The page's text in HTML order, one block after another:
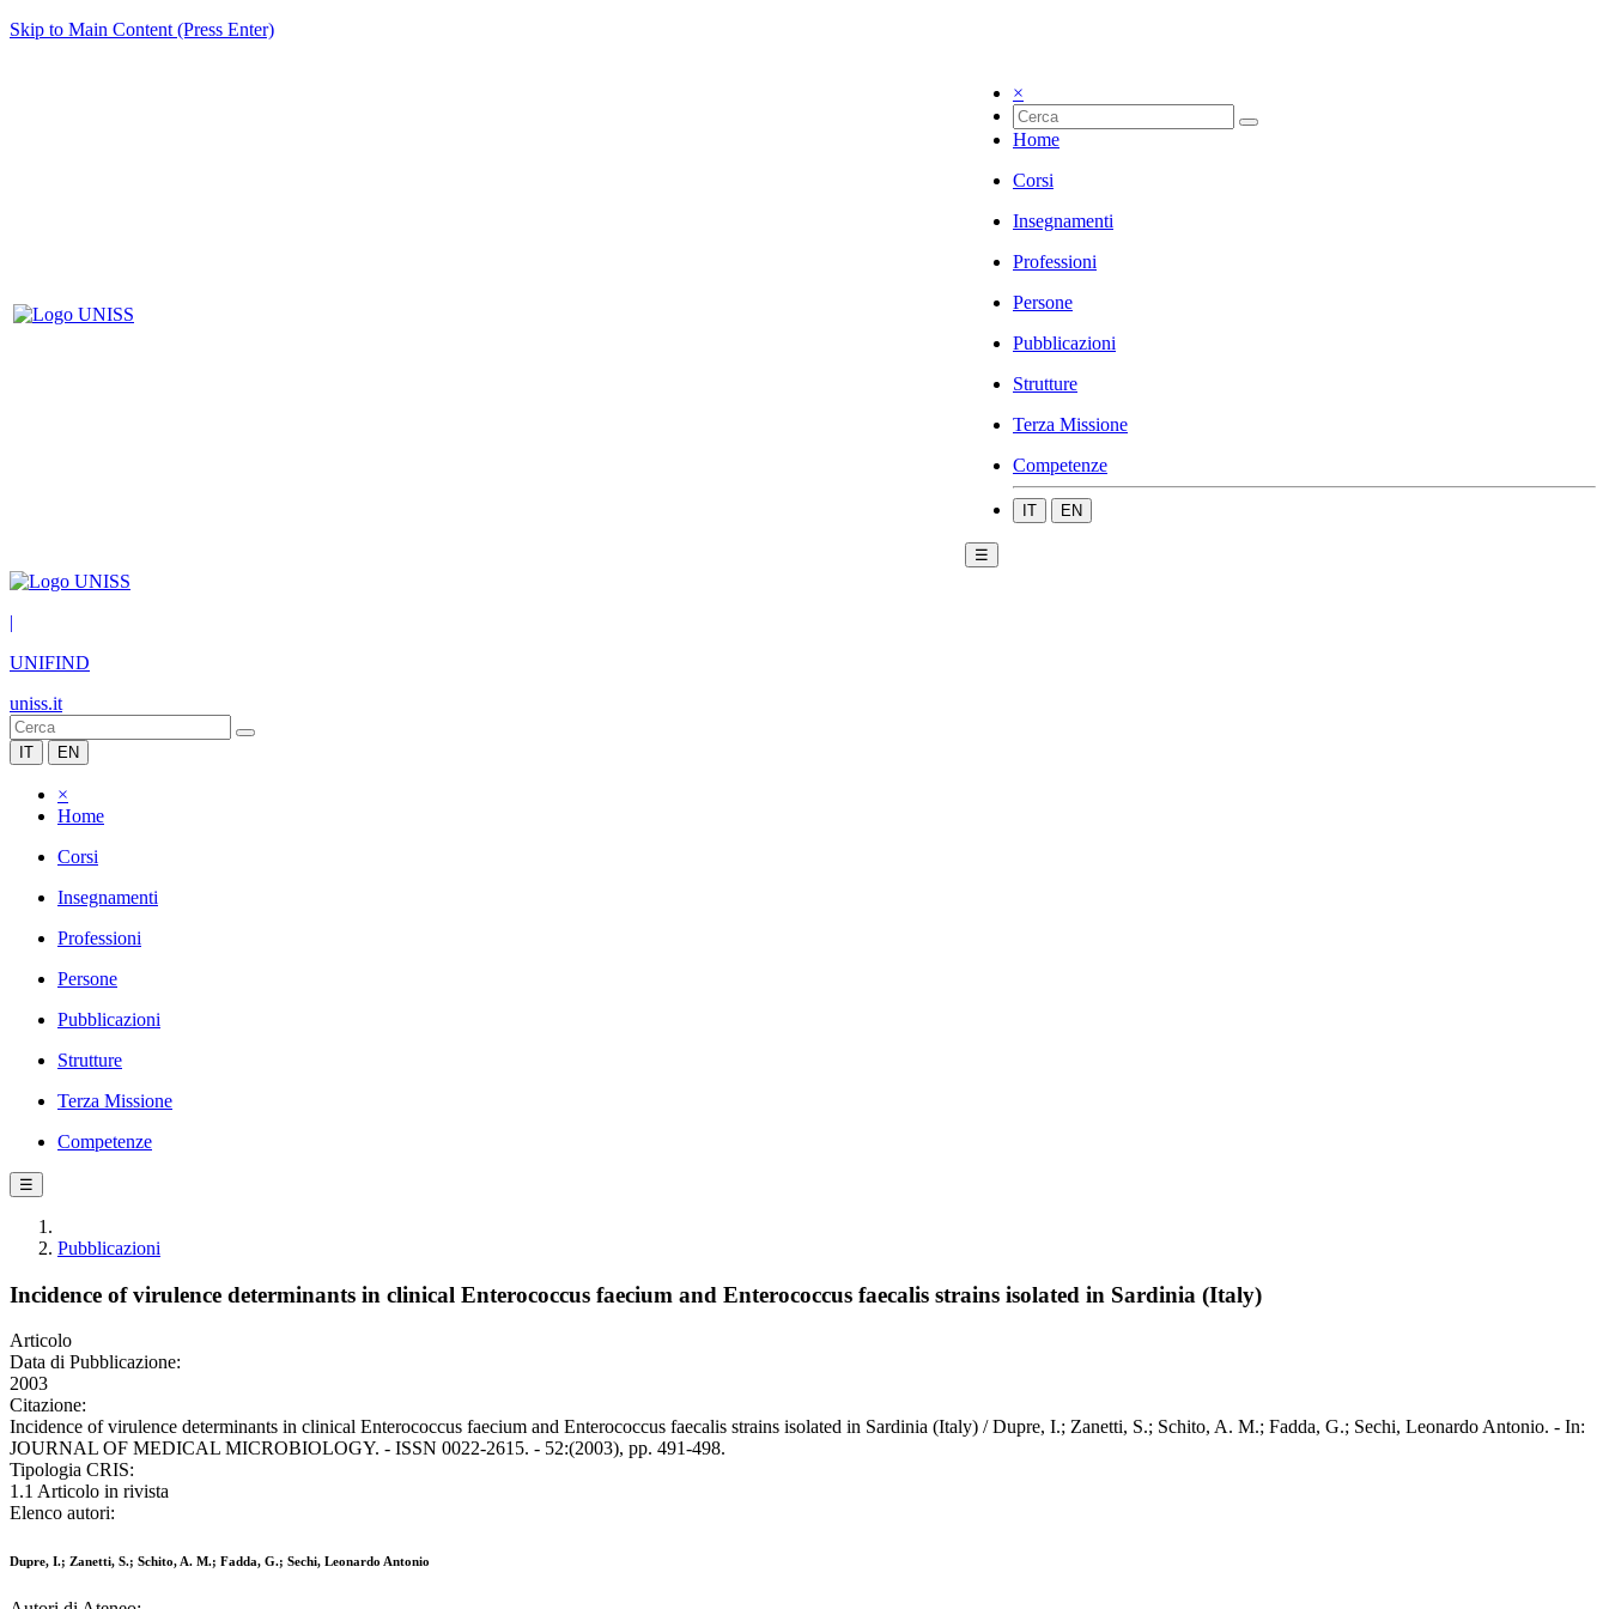
Skip to Main Content (Press Enter)
×
Home
Corsi
Insegnamenti
Professioni
Persone
Pubblicazioni
Strutture
Terza Missione
Competenze
IT EN
☰
|
UNIFIND
uniss.it
IT EN
×
Home
Corsi
Insegnamenti
Professioni
Persone
Pubblicazioni
Strutture
Terza Missione
Competenze
☰
Pubblicazioni
Incidence of virulence determinants in clinical Enterococcus faecium and Enterococcus faecalis strains isolated in Sardinia (Italy)
Articolo
Data di Pubblicazione:
2003
Citazione:
Incidence of virulence determinants in clinical Enterococcus faecium and Enterococcus faecalis strains isolated in Sardinia (Italy) / Dupre, I.; Zanetti, S.; Schito, A. M.; Fadda, G.; Sechi, Leonardo Antonio. - In:
JOURNAL OF MEDICAL MICROBIOLOGY. - ISSN 0022-2615. - 52:(2003), pp. 491-498.
Tipologia CRIS:
1.1 Articolo in rivista
Elenco autori:
Dupre, I.; Zanetti, S.; Schito, A. M.; Fadda, G.; Sechi, Leonardo Antonio